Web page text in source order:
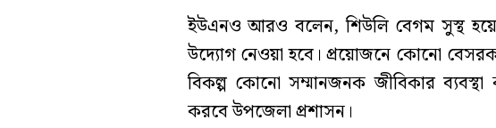
ইউএনও আরও বলেন, শিউলি বেগম সুস্থ হয়ে
উদ্যোগ নেওয়া হবে। প্রয়োজনে কোনো
বিকল্প কোনো সম্মানজনক জীবিকার ব্যবস্থা
করবে উপজেলা প্রশাসন।